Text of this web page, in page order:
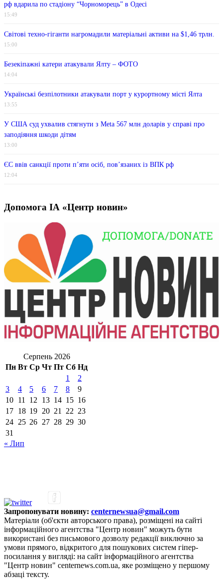
рф вдарила по стадіону “Чорноморець” в Одесі
15:49
Світові техно-гіганти нагромадили матеріальні активи на $1,46 трлн.
15:00
Безекіпажні катери атакували Ялту – ФОТО
14:04
Українські безпілотники атакували порт у курортному місті Ялта
13:55
У США суд ухвалив стягнути з Meta 567 млн ​​доларів у справі про
заподіяння шкоди дітям
13:00
ЄС ввів санкції проти п’яти осіб, пов’язаних із ВПК рф
12:04
Допомога ІА «Центр новин»
Серпень 2026
Пн Вт Ср Чт Пт Сб Нд
1
2
3
4 5 6 7 8
9
10 11 12 13 14 15 16
17 18 19 20 21 22 23
24 25 26 27 28 29 30
31
« Лип
Запропонувати новину: centernewsua@gmail.com
Матеріали (об'єкти авторського права), розміщені на сайті
інформаційного агентства "Центр новин" можуть бути
використані без письмового дозволу редакції виключно за
умови прямого, відкритого для пошукових систем гіпер-
посилання у вигляді: на сайт інформаційного агентства
"Центр новин" centernews.com.ua, яке розміщено у першому
абзаці тексту.